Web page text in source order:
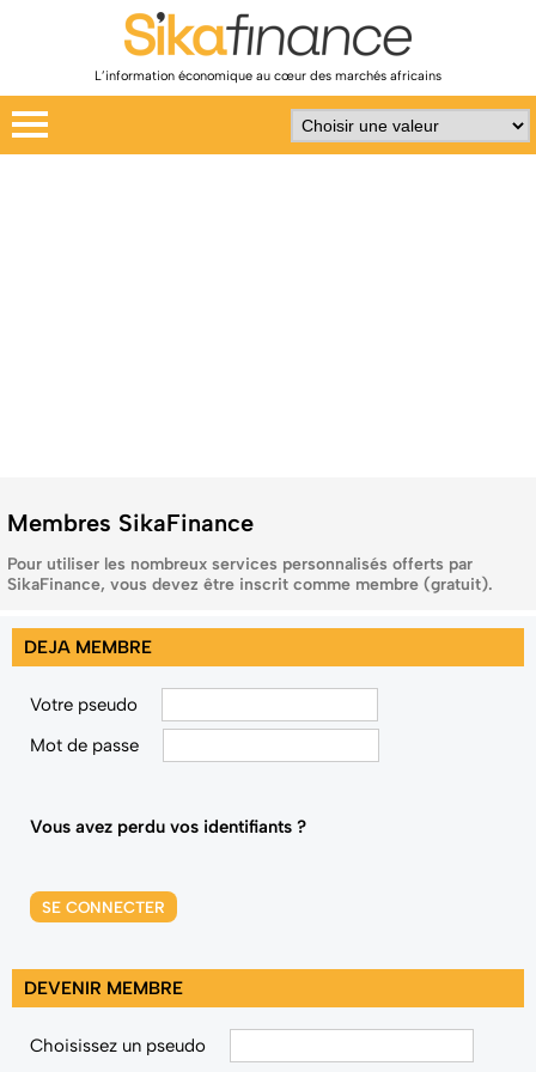
L’information économique au cœur des marchés africains
Membres SikaFinance
Pour utiliser les nombreux services personnalisés offerts par
SikaFinance, vous devez être inscrit comme membre (gratuit).
DEJA MEMBRE
Votre pseudo
Mot de passe
Vous avez perdu vos identifiants ?
SE CONNECTER
DEVENIR MEMBRE
Choisissez un pseudo